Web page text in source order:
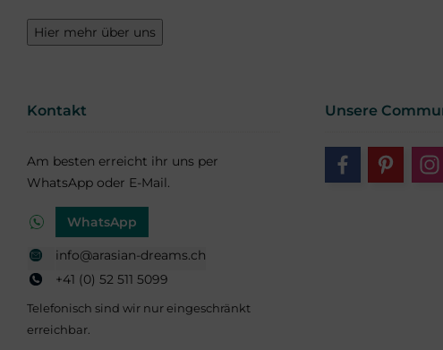
Hier mehr über uns
Kontakt
Am besten erreicht ihr uns per
WhatsApp oder E-Mail.
WhatsApp
info@arasian-dreams.ch
+41 (0) 52 511 5099
Telefonisch sind wir nur eingeschränkt
erreichbar.
Unsere